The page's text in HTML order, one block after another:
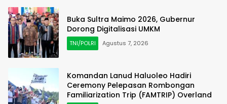
Buka Sultra Maimo 2026, Gubernur
Dorong Digitalisasi UMKM
TNI/POLRI Agustus 7, 2026
Komandan Lanud Haluoleo Hadiri
Ceremony Pelepasan Rombongan
Familiarization Trip (FAMTRIP) Overland